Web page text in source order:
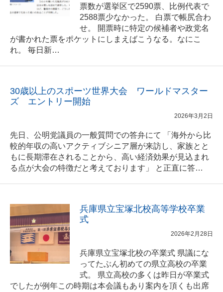
票数が選挙区で2590票、比例代表で
2588票少なかった。 白票で帳尻合わ
せ。 開票時に特定の候補者や政党名
が書かれた票をポケットにしまえばこうなる。なにこ
れ。 毎日新…
30歳以上のスポーツ世界大会 ワールドマスター
ズ エントリー開始
2026年3月2日
先日、公明党議員の一般質問での答弁にて 「海外から比
較的年収の高いアクティブシニア層が来訪し、家族とと
もに長期滞在されることから、高い経済効果が見込まれ
る点が大会の特徴だと考えております」 と正直に答…
兵庫県立宝塚北校高等学校卒業
式
2026年2月28日
兵庫県立宝塚北校の卒業式 県議にな
ってたぶん初めての県立高校の卒業
式。 県立高校の多くは昨日が卒業式
でしたが例年この時期は本会議もあり案内を頂くも出席